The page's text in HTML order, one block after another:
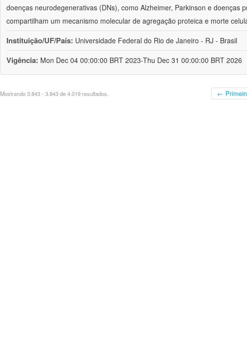
doenças neurodegenerativas (DNs), como Alzheimer, Parkinson e doenças
compartilham um mecanismo molecular de agregação proteica e morte
Instituição/UF/País: Universidade Federal do Rio de Janeiro - RJ - Brasil
Vigência: Mon Dec 04 00:00:00 BRT 2023-Thu Dec 31 00:00:00 BRT 2026
Mostrando 3.843 - 3.843 de 4.019 resultados. ←